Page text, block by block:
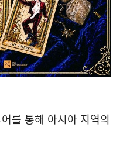
를 통해 아시아 지역의